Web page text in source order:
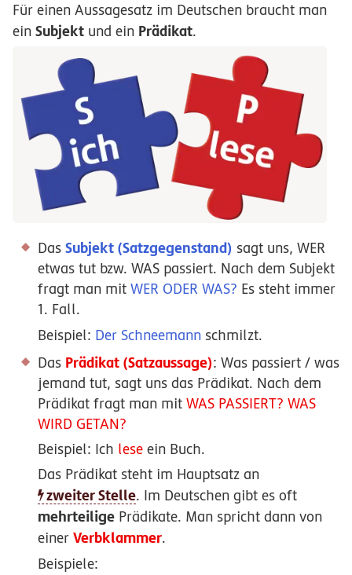
Für einen Aussagesatz im Deutschen braucht man
ein Subjekt und ein Prädikat.
Das Subjekt (Satzgegenstand) sagt uns, WER
etwas tut bzw. WAS passiert. Nach dem Subjekt
fragt man mit WER ODER WAS? Es steht immer
1. Fall.
Beispiel: Der Schneemann schmilzt.
Das Prädikat (Satzaussage): Was passiert / was
jemand tut, sagt uns das Prädikat. Nach dem
Prädikat fragt man mit WAS PASSIERT? WAS
WIRD GETAN?
Beispiel: Ich lese ein Buch.
Das Prädikat steht im Hauptsatz an
zweiter Stelle. Im Deutschen gibt es oft
mehrteilige Prädikate. Man spricht dann von
einer Verbklammer.
Beispiele: